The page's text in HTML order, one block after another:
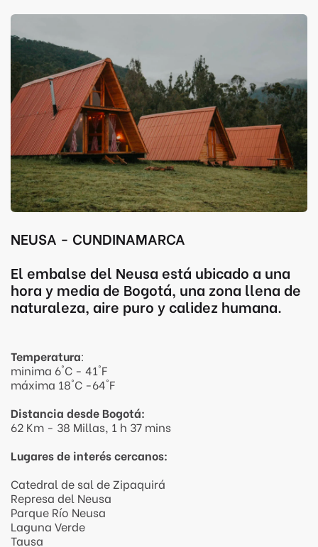
NEUSA - CUNDINAMARCA
El embalse del Neusa está ubicado a una
hora y media de Bogotá, una zona llena de
naturaleza, aire puro y calidez humana.
Temperatura:
minima 6°C - 41°F
máxima 18°C -64°F
Distancia desde Bogotá:
62 Km - 38 Millas, 1 h 37 mins
Lugares de interés cercanos:
Catedral de sal de Zipaquirá
Represa del Neusa
Parque Río Neusa
Laguna Verde
Tausa